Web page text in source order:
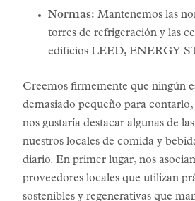
Normas: Mantenemos las
torres de refrigeración y las
edificios LEED, ENERGY
Creemos firmemente que ningún
demasiado pequeño para
nos gustaría destacar algunas de
nuestros locales de comida y
diario. En primer lugar, nos
proveedores locales que utilizan
sostenibles y regenerativas que